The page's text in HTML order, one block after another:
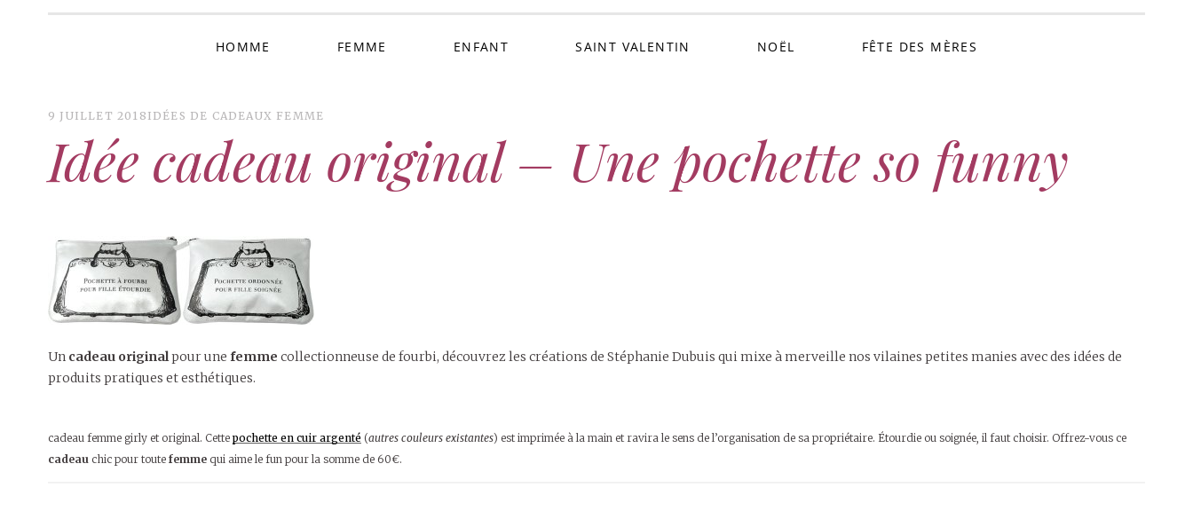
HOMME FEMME ENFANT SAINT VALENTIN NOËL FÊTE DES MÈRES
9 JUILLET 2018 IDÉES DE CADEAUX FEMME
Idée cadeau original – Une pochette so funny
Un cadeau originalpour une femme collectionneuse de fourbi, découvrez les créations de Stéphanie Dubuis qui mixe à merveille nos vilaines petites manies avec des idées de
produits pratiques et esthétiques.
cadeau femme girly et original. Cettepochette en cuir argenté (autres couleurs existantes) est imprimée à la main et ravira le sens de l’organisation de sa propriétaire. Étourdie ou soignée, il faut choisir. Offrez-vous ce
cadeau chic pour toutefemmequi aime le fun pour la somme de 60€.